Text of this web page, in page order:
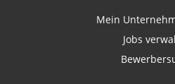
Mein
Jobs